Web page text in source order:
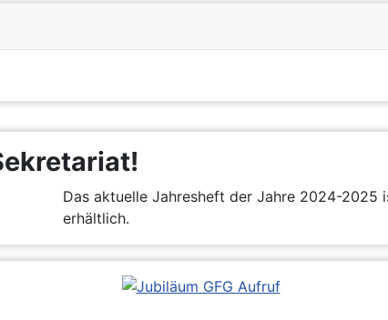
Das aktuelle Jahresheft der Jahre 2024-
erhältlich.